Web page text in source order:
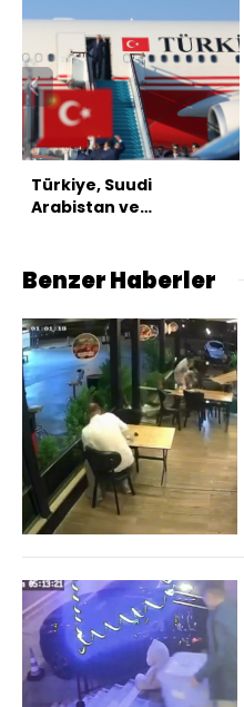
Türkiye, Suudi
Arabistan ve
Benzer Haberler